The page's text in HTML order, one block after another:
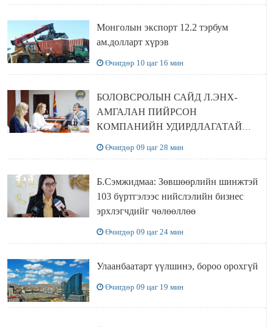
Монголын экспорт 12.2 тэрбум
ам.долларт хүрэв
Өчигдөр 10 цаг 16 мин
БОЛОВСРОЛЫН САЙД Л.ЭНХ-
АМГАЛАН ПИЙРСОН
КОМПАНИЙН УДИРДЛАГАТАЙ
Өчигдөр 09 цаг 28 мин
Б.Сэмжидмаа: Зөвшөөрлийн шинжтэй
103 бүртгэлээс нийслэлийн бизнес
эрхлэгчдийг чөлөөллөө
Өчигдөр 09 цаг 24 мин
Улаанбаатарт үүлшинэ, бороо орохгүй
Өчигдөр 09 цаг 19 мин